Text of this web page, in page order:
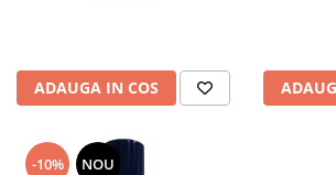
ADAUGA IN COS
-10% NOU